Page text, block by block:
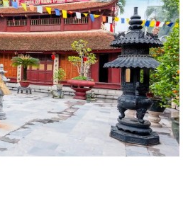
Kế hoạch Triển khai các hoạt động
báo Về việc niêm yết công khai kết quả
công bố các Quyết định của Thủ tướng
tuyên truyền nội dung về Thông tư